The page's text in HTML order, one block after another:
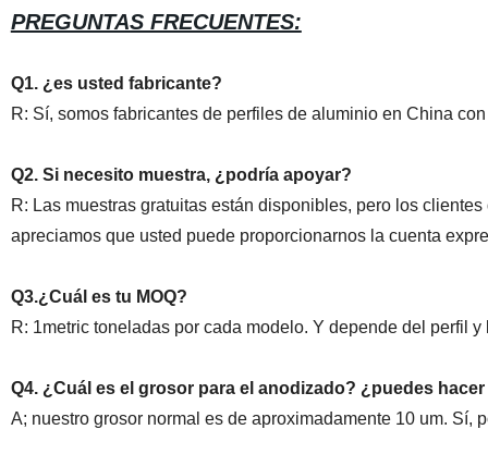
PREGUNTAS FRECUENTES:
Q1. ¿es usted fabricante?
R: Sí, somos fabricantes de perfiles de aluminio en China
Q2. Si necesito muestra, ¿podría apoyar?
R: Las muestras gratuitas están disponibles, pero los
apreciamos que usted puede proporcionarnos la cuenta
Q3.¿Cuál es tu MOQ?
R: 1metric toneladas por cada modelo. Y depende del perfil y
Q4. ¿Cuál es el grosor para el anodizado? ¿puedes hacer
A; nuestro grosor normal es de aproximadamente 10 um. Sí,